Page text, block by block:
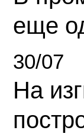
еще
30/07
На